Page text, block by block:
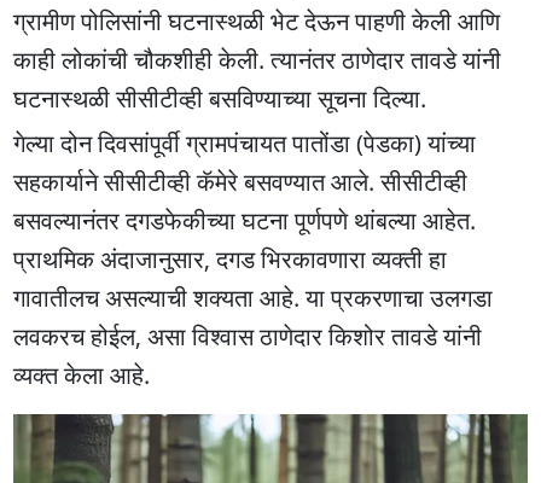
ग्रामीण पोलिसांनी घटनास्थळी भेट देऊन पाहणी केली आणि
काही लोकांची चौकशीही केली. त्यानंतर ठाणेदार तावडे यांनी
घटनास्थळी सीसीटीव्ही बसविण्याच्या सूचना दिल्या.
गेल्या दोन दिवसांपूर्वी ग्रामपंचायत पातोंडा (पेडका) यांच्या
सहकार्याने सीसीटीव्ही कॅमेरे बसवण्यात आले. सीसीटीव्ही
बसवल्यानंतर दगडफेकीच्या घटना पूर्णपणे थांबल्या आहेत.
प्राथमिक अंदाजानुसार, दगड भिरकावणारा व्यक्ती हा
गावातीलच असल्याची शक्यता आहे. या प्रकरणाचा उलगडा
लवकरच होईल, असा विश्वास ठाणेदार किशोर तावडे यांनी
व्यक्त केला आहे.